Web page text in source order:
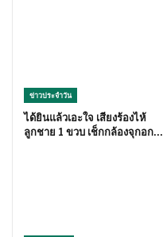
ข่าวประจำวัน
ได้ยินแล้วเอะใจ เสียงร้องไห้
ลูกชาย 1 ขวบ เช็กกล้องจุกอก…